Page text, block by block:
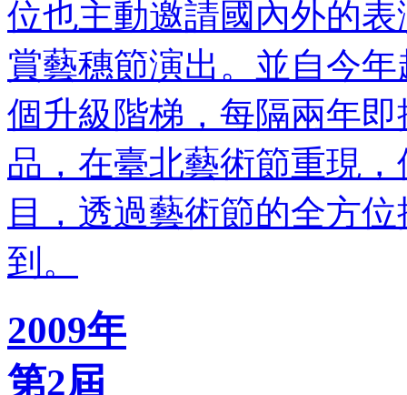
位也主動邀請國內外的
賞藝穗節演出。並自今
個升級階梯，每隔兩年
品，在臺北藝術節重現
目，透過藝術節的全方
到。
2009年
第2屆